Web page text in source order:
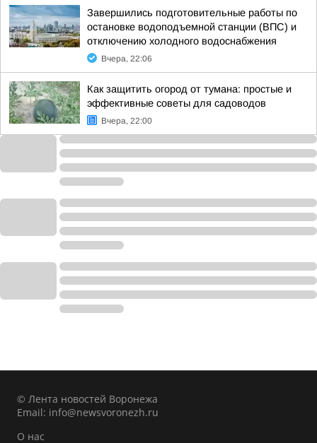
Завершились подготовительные работы по
остановке водоподъемной станции (ВПС) и
отключению холодного водоснабжения
Вчера, 22:06
Как защитить огород от тумана: простые и
эффективные советы для садоводов
Вчера, 22:00
© Лента новостей Воронежа
Email: info@newsvoronezh.ru
О нас